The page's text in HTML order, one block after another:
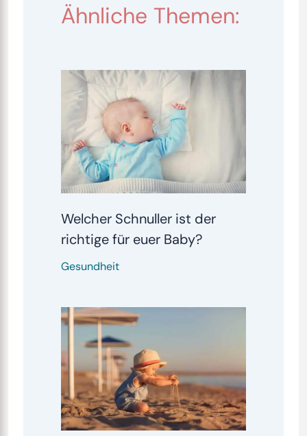
Ähnliche Themen:
Welcher Schnuller ist der
richtige für euer Baby?
Gesundheit